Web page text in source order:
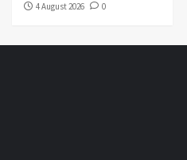
4 August 2026
0